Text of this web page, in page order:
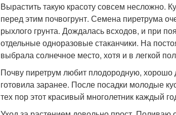
Вырастить такую красоту совсем несложно.
перед этим почвогрунт. Семена пиретрума
рыхлого грунта. Дождалась всходов, и при
отдельные одноразовые стаканчики. На
выбрала солнечное место, хотя и в легкой
Почву пиретрум любит плодородную, хорошо
готовила заранее. После посадки молодые
тех пор этот красивый многолетник каждый